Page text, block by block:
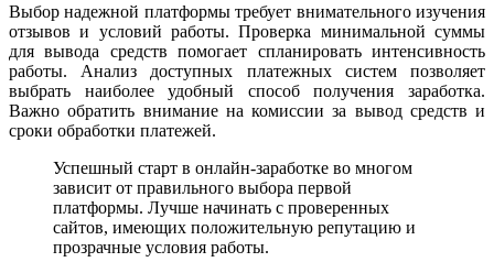
Выбор надежной платформы требует внимательного изучения
отзывов и условий работы. Проверка минимальной суммы
для вывода средств помогает спланировать интенсивность
работы. Анализ доступных платежных систем позволяет
выбрать наиболее удобный способ получения заработка.
Важно обратить внимание на комиссии за вывод средств и
сроки обработки платежей.
Успешный старт в онлайн-заработке во многом
зависит от правильного выбора первой
платформы. Лучше начинать с проверенных
сайтов, имеющих положительную репутацию и
прозрачные условия работы.